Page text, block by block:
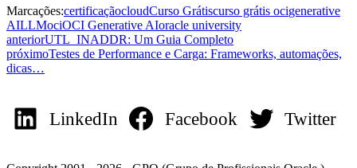
Marcações:certificaçãocloudCurso Grátiscurso grátis ocigenerative
AILLMociOCI Generative AIoracle university
anteriorUTL_INADDR: Um Guia Completo
próximoTestes de Performance e Carga: Frameworks, automações,
dicas…
LinkedIn Facebook Twitter